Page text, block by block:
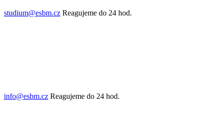
studium@esbm.cz Reagujeme do 24 hod.
info@esbm.cz Reagujeme do 24 hod.